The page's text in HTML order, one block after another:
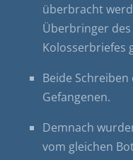
überbracht
Überbringer
Kolosserbriefes
Beide
Gefangenen.
Demnach
vom gleichen